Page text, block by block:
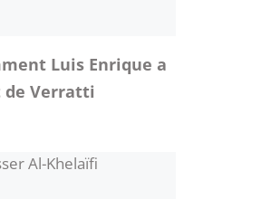
Luis Enrique a
de Verratti